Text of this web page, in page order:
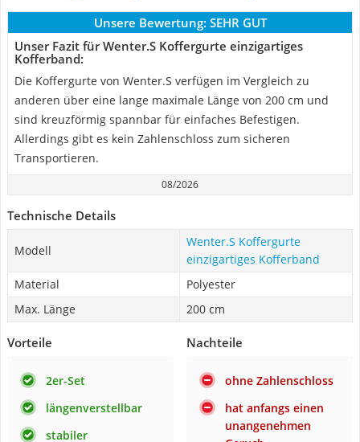
Unsere Bewertung: SEHR GUT
Unser Fazit für Wenter.S Koffergurte einzigartiges
Kofferband:
Die Koffergurte von Wenter.S verfügen im Vergleich zu
anderen über eine lange maximale Länge von 200 cm und
sind kreuzförmig spannbar für einfaches Befestigen.
Allerdings gibt es kein Zahlenschloss zum sicheren
Transportieren.
08/2026
Technische Details
Modell
Wenter.S Koffergurte
einzigartiges Kofferband
Material
Polyester
Max. Länge
200 cm
Vorteile
2er-Set
längenverstellbar
stabiler
Nachteile
ohne Zahlenschloss
hat anfangs einen
unangenehmen